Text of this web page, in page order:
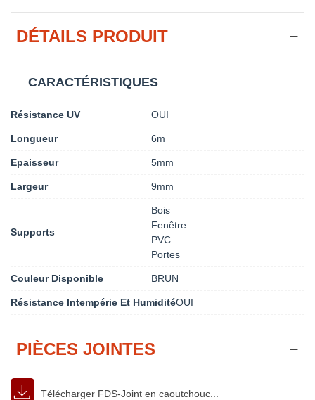
DÉTAILS PRODUIT
CARACTÉRISTIQUES
Résistance UV OUI
Longueur 6m
Epaisseur 5mm
Largeur 9mm
Supports
Bois
Fenêtre
PVC
Portes
Couleur Disponible BRUN
Résistance Intempérie Et HumiditéOUI
PIÈCES JOINTES
Télécharger FDS-Joint en caoutchouc...